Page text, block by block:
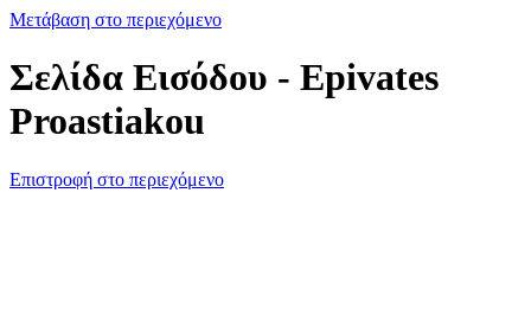
Μετάβαση στο περιεχόμενο
Σελίδα Εισόδου - Epivates
Proastiakou
Επιστροφή στο περιεχόμενο